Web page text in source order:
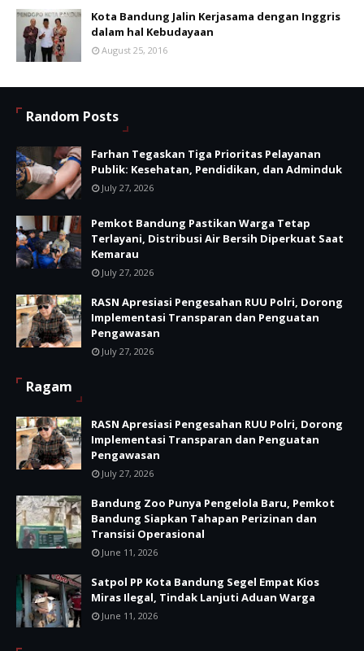
Kota Bandung Jalin Kerjasama dengan Inggris
dalam hal Kebudayaan
August 25, 2016
Random Posts
Farhan Tegaskan Tiga Prioritas Pelayanan
Publik: Kesehatan, Pendidikan, dan Adminduk
July 27, 2026
Pemkot Bandung Pastikan Warga Tetap
Terlayani, Distribusi Air Bersih Diperkuat Saat
Kemarau
July 27, 2026
RASN Apresiasi Pengesahan RUU Polri, Dorong
Implementasi Transparan dan Penguatan
Pengawasan
July 27, 2026
Ragam
RASN Apresiasi Pengesahan RUU Polri, Dorong
Implementasi Transparan dan Penguatan
Pengawasan
July 27, 2026
Bandung Zoo Punya Pengelola Baru, Pemkot
Bandung Siapkan Tahapan Perizinan dan
Transisi Operasional
June 11, 2026
Satpol PP Kota Bandung Segel Empat Kios
Miras Ilegal, Tindak Lanjuti Aduan Warga
June 11, 2026